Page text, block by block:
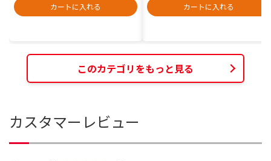
カートに入れる
カートに入れる
このカテゴリをもっと見る
カスタマーレビュー